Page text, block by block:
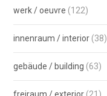
werk / oeuvre (122)
innenraum / interior (38)
gebäude / building (63)